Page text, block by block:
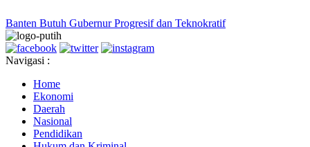
Banten Butuh Gubernur Progresif dan Teknokratif
Navigasi :
Home
Ekonomi
Daerah
Nasional
Pendidikan